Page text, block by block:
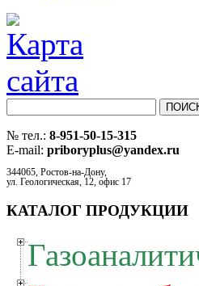
№ тел.: 8-951-50-15-315
E-mail: priboryplus@yandex.ru
344065, Ростов-на-Дону,
ул. Геологическая, 12, офис 17
КАТАЛОГ ПРОДУКЦИИ